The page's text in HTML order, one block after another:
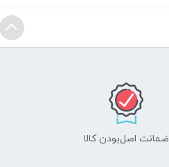
ضمانت اصل‌بودن کالا